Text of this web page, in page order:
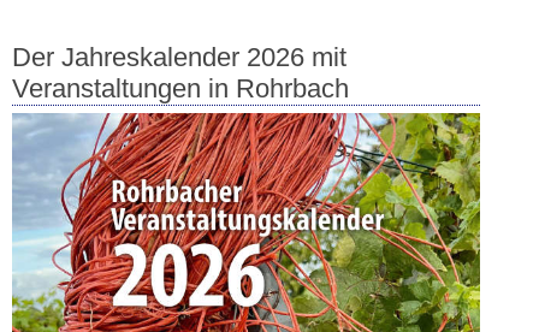
Der Jahreskalender 2026 mit
Veranstaltungen in Rohrbach